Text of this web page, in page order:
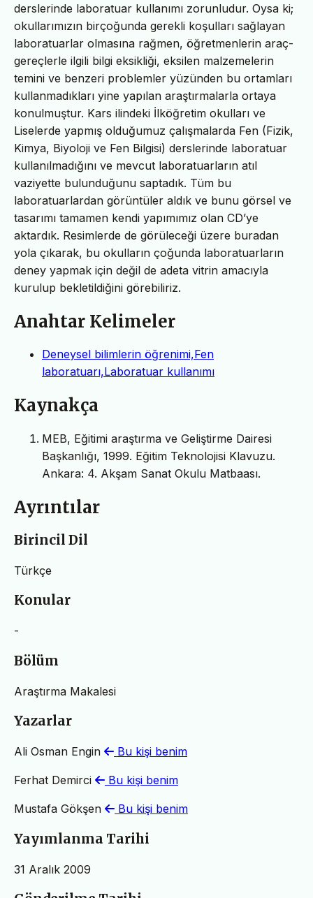
derslerinde laboratuar kullanımı zorunludur. Oysa ki;
okullarımızın birçoğunda gerekli koşulları sağlayan
laboratuarlar olmasına rağmen, öğretmenlerin araç-
gereçlerle ilgili bilgi eksikliği, eksilen malzemelerin
temini ve benzeri problemler yüzünden bu ortamları
kullanmadıkları yine yapılan araştırmalarla ortaya
konulmuştur. Kars ilindeki İlköğretim okulları ve
Liselerde yapmış olduğumuz çalışmalarda Fen (Fizik,
Kimya, Biyoloji ve Fen Bilgisi) derslerinde laboratuar
kullanılmadığını ve mevcut laboratuarların atıl
vaziyette bulunduğunu saptadık. Tüm bu
laboratuarlardan görüntüler aldık ve bunu görsel ve
tasarımı tamamen kendi yapımımız olan CD’ye
aktardık. Resimlerde de görüleceği üzere buradan
yola çıkarak, bu okulların çoğunda laboratuarların
deney yapmak için değil de adeta vitrin amacıyla
kurulup bekletildiğini görebiliriz.
Anahtar Kelimeler
Deneysel bilimlerin öğrenimi,Fen
laboratuarı,Laboratuar kullanımı
Kaynakça
MEB, Eğitimi araştırma ve Geliştirme Dairesi
Başkanlığı, 1999. Eğitim Teknolojisi Klavuzu.
Ankara: 4. Akşam Sanat Okulu Matbaası.
Ayrıntılar
Birincil Dil
Türkçe
Konular
-
Bölüm
Araştırma Makalesi
Yazarlar
Ali Osman Engin Bu kişi benim
Ferhat Demirci Bu kişi benim
Mustafa Gökşen Bu kişi benim
Yayımlanma Tarihi
31 Aralık 2009